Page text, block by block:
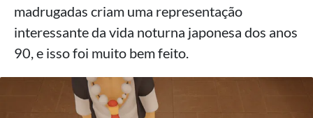
madrugadas criam uma representação
interessante da vida noturna japonesa dos anos
90, e isso foi muito bem feito.